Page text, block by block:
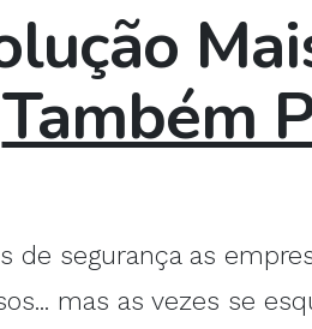
Também
de segurança as
mas as vezes se